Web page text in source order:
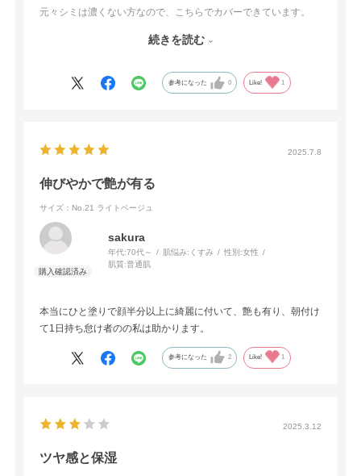
元々シミは濃くない方なので、こちらでカバーできています。
年齢的にもこれぐらいの適度なカバー力の方が自然で好きです。
続きを読む
参考になった 0 Like! 1
2025.7.8
伸びやかで艶が有る
サイズ：No.21 ライトベージュ
sakura
年代:70代～ 肌悩み: くすみ 性別:女性
肌質:普通肌
本当にひと塗りで顔半分以上に綺麗に付いて、艶も有り、朝付け
て1日持ち怠け者のの私は助かります。
参考になった 2 Like! 1
2025.3.12
ツヤ感と保湿